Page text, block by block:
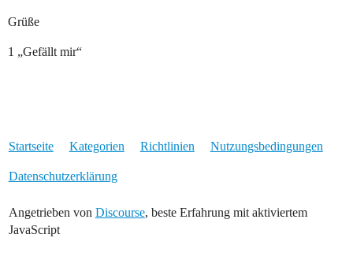
Grüße
1 „Gefällt mir“
Startseite Kategorien Richtlinien Nutzungsbedingungen
Datenschutzerklärung
Angetrieben von Discourse, beste Erfahrung mit aktiviertem
JavaScript